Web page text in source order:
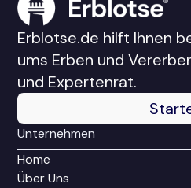
Erblotse.de hilft Ihnen
ums Erben und
und Expertenrat.
Unternehmen
Home
Über Uns